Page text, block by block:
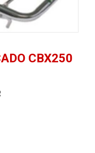
CBX250